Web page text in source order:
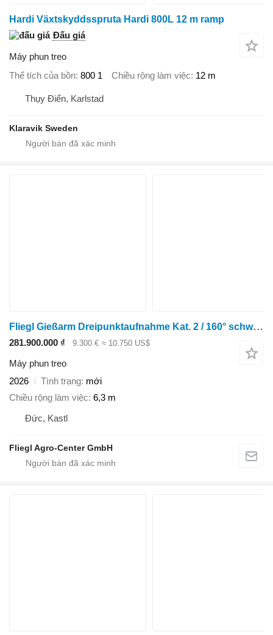
Hardi Växtskyddsspruta Hardi 800L 12 m ramp
Đấu giá
Máy phun treo
Thể tích của bồn 800 1 Chiều rộng làm việc 12 m
Thụy Điển, Karlstad
Klaravik Sweden
Fliegl Gießarm Dreipunktaufnahme Kat. 2 / 160° schwenkbar
281.900.000 ₫ 9.300 € ≈ 10.750 US$
Máy phun treo
2026
Tình trạng mới
Chiều rộng làm việc 6,3 m
Đức, Kastl
Fliegl Agro-Center GmbH